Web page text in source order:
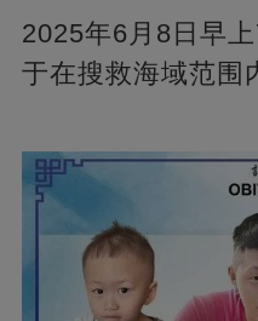
2025年6月8日早
于在搜救海域范围